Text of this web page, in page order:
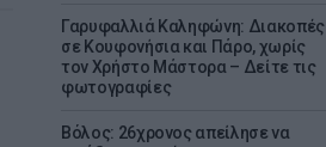
Γαρυφαλλιά Καληφώνη: Διακοπές
σε Κουφονήσια και Πάρο, χωρίς
τον Χρήστο Μάστορα – Δείτε τις
φωτογραφίες
Βόλος: 26χρονος απείλησε να